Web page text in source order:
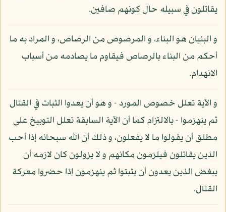
يقاتلون في سبيله حال كونهم صافين.
و البنيان هو البناء، و المرصوص من الرصاص، و المراد به ما
أحكم من البناء بالرصاص فيقاوم ما يصادمه من أسباب
الانهدام.
و الآية تعلل خصوص المورد - و هو أن يعدوا الثبات في القتال
ثم ينهزموا - بالالتزام كما أن الآية السابقة تعلل التوبيخ على
مطلق أن يقولوا ما لا يفعلون، و ذلك أن الله سبحانه إذا أحب
الذين يقاتلون فيلزمون مكانهم و لا يزولون كان لازمه أن
يبغض الذين يعدون أن يثبتوا ثم ينهزمون إذا حضروا معركة
القتال.